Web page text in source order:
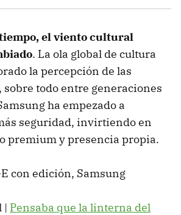
tiempo, el viento cultural
. La ola global de cultura
la percepción de las
sobre todo entre generaciones
ha empezado a
seguridad, invirtiendo en
premium y presencia propia.
con edición, Samsung
| Pensaba que la linterna del